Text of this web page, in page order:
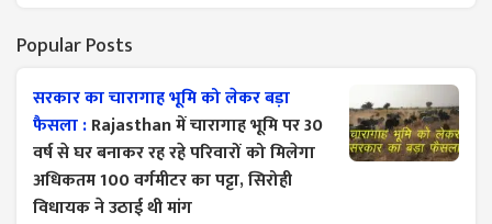
Popular Posts
सरकार का चारागाह भूमि को लेकर बड़ा
फैसला :Rajasthan में चारागाह भूमि पर 30
वर्ष से घर बनाकर रह रहे परिवारों को मिलेगा
अधिकतम 100 वर्गमीटर का पट्टा, सिरोही
विधायक ने उठाई थी मांग